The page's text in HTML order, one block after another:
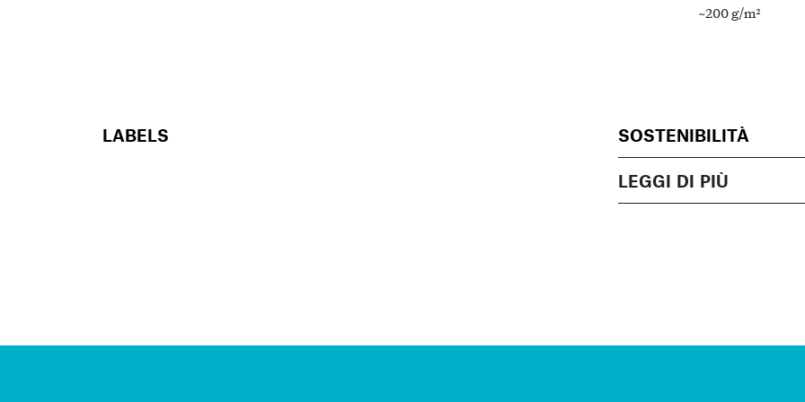
~200 g/m²
LABELS SOSTENIBILITÀ
LEGGI DI PIÙ